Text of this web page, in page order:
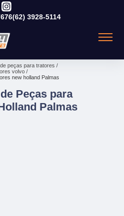
(62) 3928-5114
peças para tratores
volvo
new holland Palmas
Peças para
Palmas